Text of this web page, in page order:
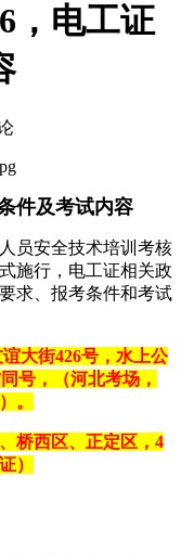
，电工证
件及考试内容
员安全技术培训考核
施行，电工证相关政
求、报考条件和考试
大街426号，水上公
号，（河北考场，
。
桥西区、正定区，4
）